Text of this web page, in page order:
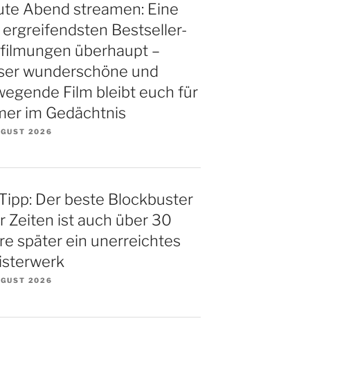
Abend streamen: Eine
ergreifendsten Bestseller-
überhaupt –
wunderschöne und
Film bleibt euch für
im Gedächtnis
2026
Der beste Blockbuster
Zeiten ist auch über 30
später ein unerreichtes
2026